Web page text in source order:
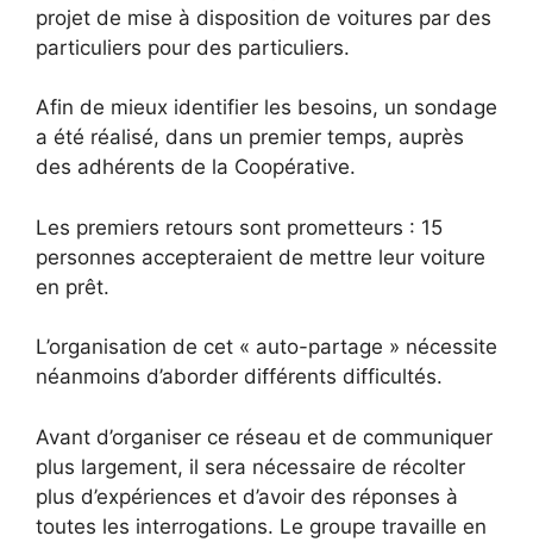
projet de mise à disposition de voitures par des
particuliers pour des particuliers.
Afin de mieux identifier les besoins, un sondage
a été réalisé, dans un premier temps, auprès
des adhérents de la Coopérative.
Les premiers retours sont prometteurs : 15
personnes accepteraient de mettre leur voiture
en prêt.
L’organisation de cet « auto-partage » nécessite
néanmoins d’aborder différents difficultés.
Avant d’organiser ce réseau et de communiquer
plus largement, il sera nécessaire de récolter
plus d’expériences et d’avoir des réponses à
toutes les interrogations. Le groupe travaille en